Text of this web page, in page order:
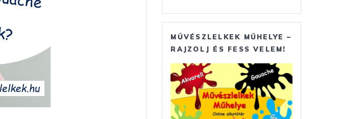
MŰVÉSZLELKEK MŰHELYE –
RAJZOLJ ÉS FESS VELEM!